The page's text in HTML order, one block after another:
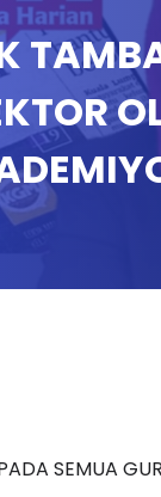
SEMUA